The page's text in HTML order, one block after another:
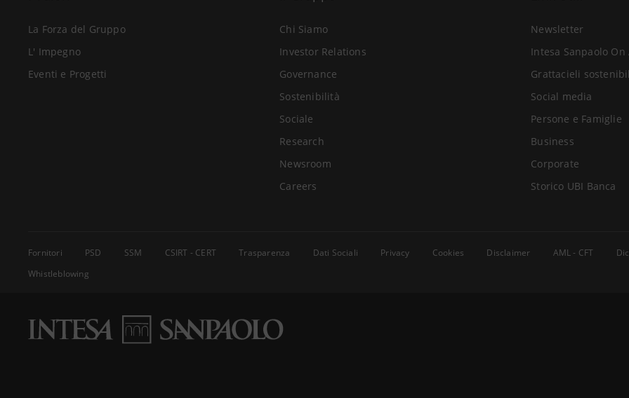
La Forza del Gruppo
L' Impegno
Eventi e Progetti
Chi Siamo
Investor Relations
Governance
Sostenibilità
Sociale
Research
Newsroom
Careers
Newsletter
Intesa Sanpaolo On
Grattacieli
Social media
Persone e Famiglie
Business
Corporate
Storico UBI Banca
Fornitori PSD SSM CSIRT - CERT Trasparenza Dati Sociali Privacy Cookies Disclaimer AML - CFT
Whistleblowing